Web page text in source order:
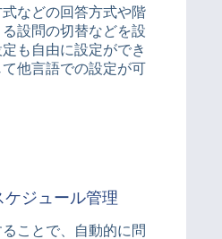
などの回答方式や階
設問の切替などを設
も自由に設定ができ
他言語での設定が可
ケジュール管理
ことで、自動的に問